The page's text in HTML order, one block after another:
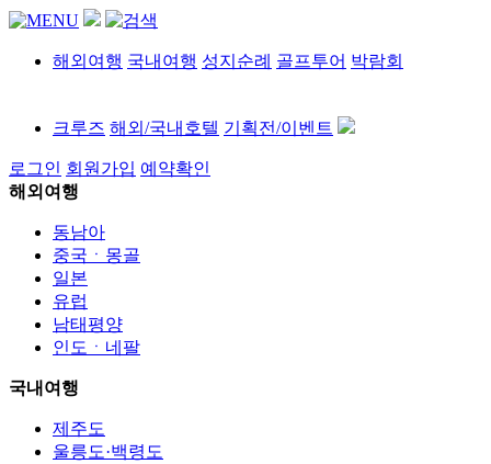
해외여행 국내여행 성지순례 골프투어 박람회
크루즈 해외/국내호텔 기획전/이벤트
로그인 회원가입 예약확인
해외여행
동남아
중국ㆍ몽골
일본
유럽
남태평양
인도ㆍ네팔
국내여행
제주도
울릉도·백령도